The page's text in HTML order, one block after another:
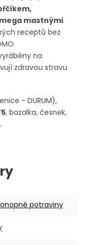
mastnými
receptů bez
na
zdravou stravu
- DURUM),
, bazalka, česnek,
potraviny